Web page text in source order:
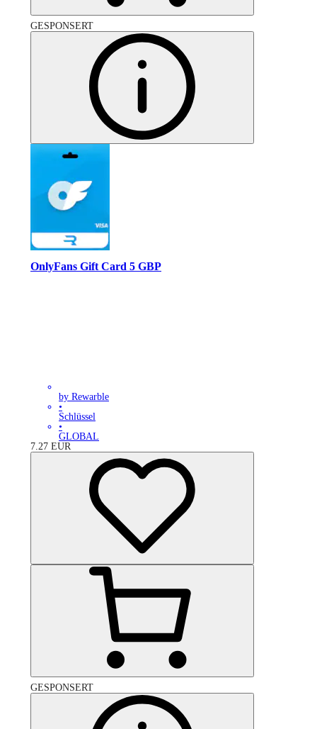
GESPONSERT
OnlyFans Gift Card 5 GBP
by Rewarble
•
Schlüssel
•
GLOBAL
7.27 EUR
GESPONSERT